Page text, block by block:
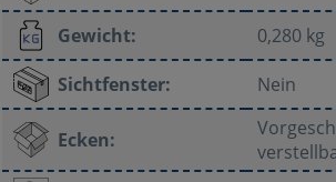
Gewicht:
0,280 kg
Sichtfenster:
Nein
Ecken: